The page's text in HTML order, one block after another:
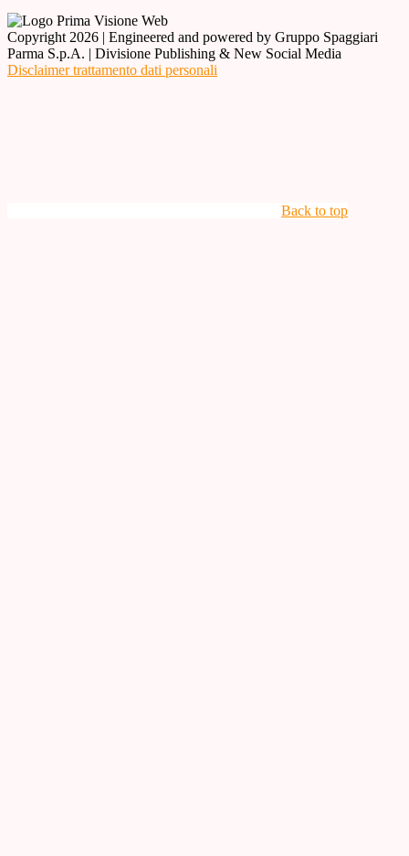
Copyright 2026 | Engineered and powered by Gruppo Spaggiari
Parma S.p.A. | Divisione Publishing & New Social Media
Disclaimer trattamento dati personali
Back to top